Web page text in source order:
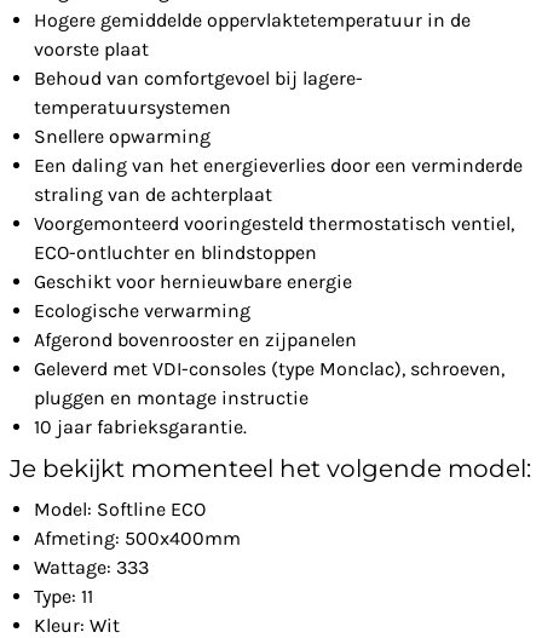
Hogere gemiddelde oppervlaktetemperatuur in de
voorste plaat
Behoud van comfortgevoel bij lagere-
temperatuursystemen
Snellere opwarming
Een daling van het energieverlies door een verminderde
straling van de achterplaat
Voorgemonteerd vooringesteld thermostatisch ventiel,
ECO-ontluchter en blindstoppen
Geschikt voor hernieuwbare energie
Ecologische verwarming
Afgerond bovenrooster en zijpanelen
Geleverd met VDI-consoles (type Monclac), schroeven,
pluggen en montage instructie
10 jaar fabrieksgarantie.
Je bekijkt momenteel het volgende model:
Model: Softline ECO
Afmeting: 500x400mm
Wattage: 333
Type: 11
Kleur: Wit